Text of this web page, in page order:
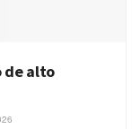
de alto